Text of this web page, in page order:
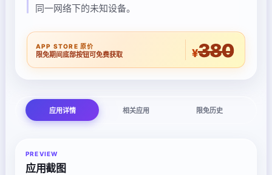
同一网络下的未知设备。
APP STORE 原价
限免期间底部按钮可免费获取 ¥380
应用详情 相关应用 限免历史
PREVIEW
应用截图